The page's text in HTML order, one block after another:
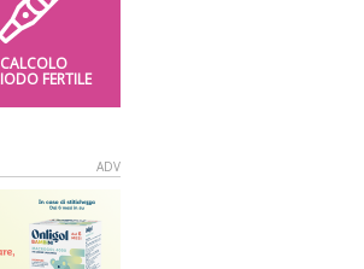
CALCOLO
FERTILE